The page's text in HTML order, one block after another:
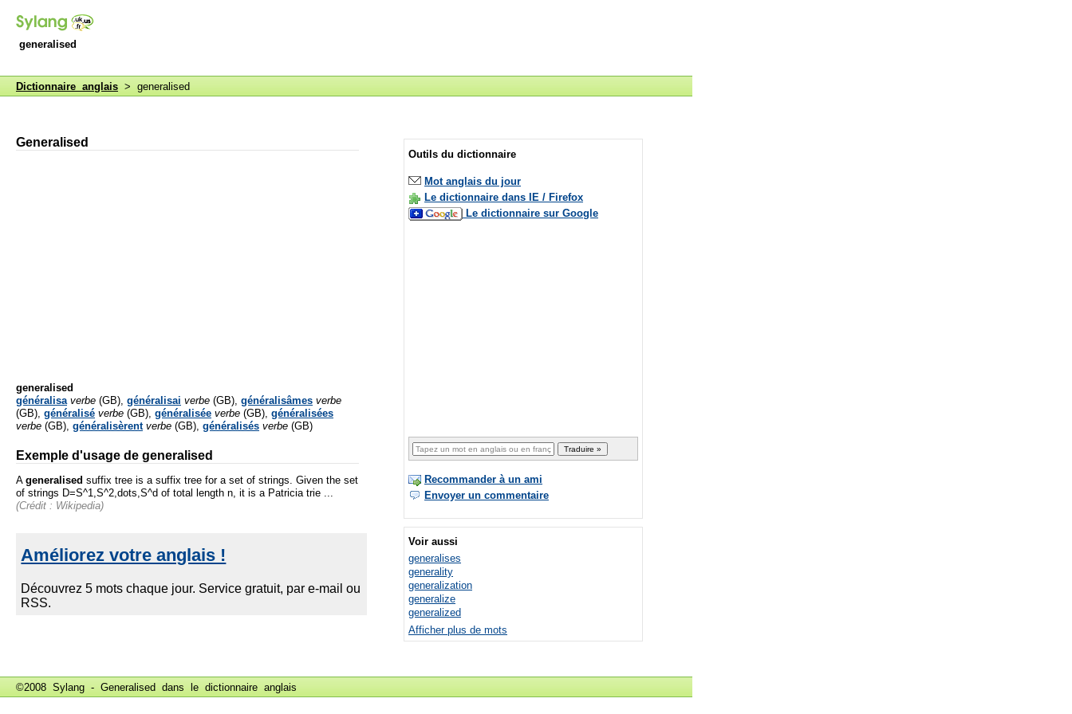
generalised
Dictionnaire anglais > generalised
Generalised
generalised
généralisa verbe (GB), généralisai verbe (GB), généralisâmes verbe
(GB), généralisé verbe (GB), généralisée verbe (GB), généralisées
verbe (GB), généralisèrent verbe (GB), généralisés verbe (GB)
Exemple d'usage de generalised
A generalised suffix tree is a suffix tree for a set of strings. Given the set
of strings D=S^1,S^2,dots,S^d of total length n, it is a Patricia trie ...
(Crédit : Wikipedia)
Outils du dictionnaire
Mot anglais du jour
Le dictionnaire dans IE / Firefox
Le dictionnaire sur Google
Recommander à un ami
Envoyer un commentaire
Voir aussi
generalises
generality
generalization
generalize
generalized
Afficher plus de mots
©2008 Sylang - Generalised dans le dictionnaire anglais